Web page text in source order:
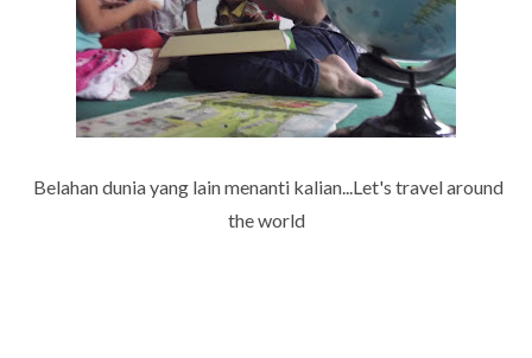
Belahan dunia yang lain menanti kalian...Let's travel around
the world